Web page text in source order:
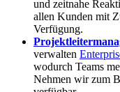
und zeitnahe
allen Kunden mit
Verfügung.
verwalten
wodurch Teams
Nehmen wir zum